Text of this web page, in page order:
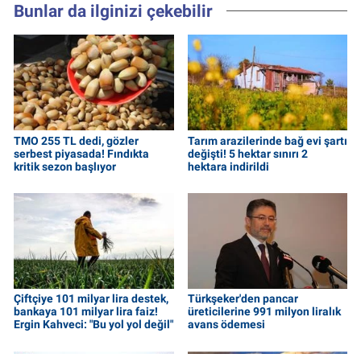
Bunlar da ilginizi çekebilir
TMO 255 TL dedi, gözler
serbest piyasada! Fındıkta
kritik sezon başlıyor
Tarım arazilerinde bağ evi şartı
değişti! 5 hektar sınırı 2
hektara indirildi
Çiftçiye 101 milyar lira destek,
bankaya 101 milyar lira faiz!
Ergin Kahveci: "Bu yol yol değil"
Türkşeker'den pancar
üreticilerine 991 milyon liralık
avans ödemesi